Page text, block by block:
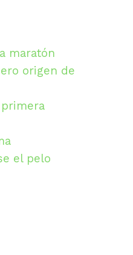
maratón
origen de
el pelo